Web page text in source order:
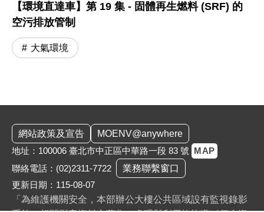
【環境直達車】第 19 集 - 固體再生燃料 (SRF) 的
空污排放管制
大氣環境
網站政策及宣告
MOENV@anywhere
地址：100006 臺北市中正區中華路一段 83 號
MAP
聯絡電話： (02)2311-7722
業務聯繫窗口
更新日期：115-08-07
「為維護機關安全，本部辦公大樓公共區域設有監視錄影